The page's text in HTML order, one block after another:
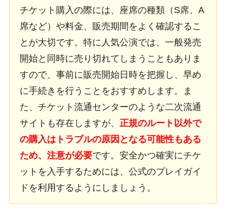
チケット購入の際には、座席の種類（S席、A
席など）や料金、販売期間をよく確認するこ
とが大切です。特に人気公演では、一般発売
開始と同時に売り切れてしまうこともありま
すので、事前に販売開始日時を把握し、早め
に手続きを行うことをおすすめします。ま
た、チケット流通センターのような二次流通
サイトも存在しますが、 正規のルート以外で
の購入はトラブルの原因となる可能性もある
ため、注意が必要です。安全かつ確実にチケ
ットを入手するためには、公式のプレイガイ
ドを利用するようにしましょう。